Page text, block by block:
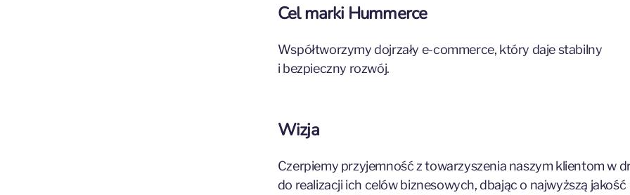
Cel marki Hummerce
Współtworzymy dojrzały e-commerce, który daje stabilny
i bezpieczny rozwój.
Wizja
Czerpiemy przyjemność z towarzyszenia naszym klientom w
do realizacji ich celów biznesowych, dbając o najwyższą jakość